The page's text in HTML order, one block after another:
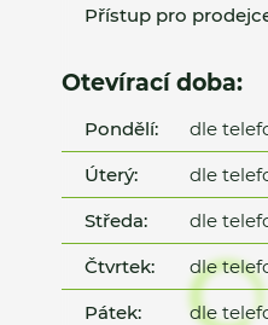
Přístup pro
Otevírací doba:
Pondělí:
dle
Úterý:
dle
Středa:
dle
Čtvrtek:
dle
Pátek:
dle